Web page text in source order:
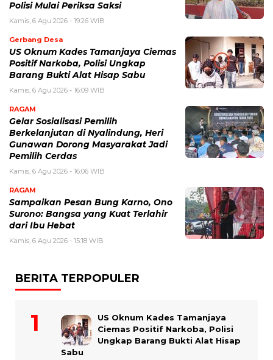
Polisi Mulai Periksa Saksi
Kamis, 6 Agu 2026 - 19:26 WIB
Gerbang Desa
US Oknum Kades Tamanjaya Ciemas
Positif Narkoba, Polisi Ungkap
Barang Bukti Alat Hisap Sabu
Kamis, 6 Agu 2026 - 16:09 WIB
RAGAM
Gelar Sosialisasi Pemilih
Berkelanjutan di Nyalindung, Heri
Gunawan Dorong Masyarakat Jadi
Pemilih Cerdas
Kamis, 6 Agu 2026 - 16:06 WIB
RAGAM
Sampaikan Pesan Bung Karno, Ono
Surono: Bangsa yang Kuat Terlahir
dari Ibu Hebat
Kamis, 6 Agu 2026 - 15:18 WIB
BERITA TERPOPULER
US Oknum Kades Tamanjaya
Ciemas Positif Narkoba, Polisi
Ungkap Barang Bukti Alat Hisap
Sabu